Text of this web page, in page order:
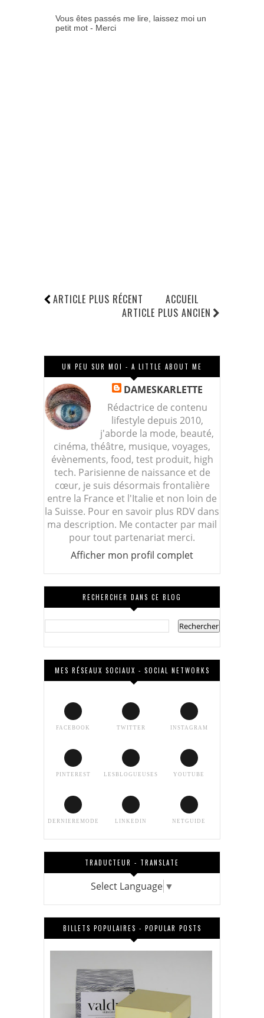
Vous êtes passés me lire, laissez moi un
petit mot - Merci
ARTICLE PLUS RÉCENT
ARTICLE PLUS ANCIEN
ACCUEIL
UN PEU SUR MOI - A LITTLE ABOUT ME
DAMESKARLETTE
Rédactrice de contenu
lifestyle depuis 2010,
j'aborde la mode, beauté,
cinéma, théâtre, musique, voyages,
évènements, food, test produit, high
tech. Parisienne de naissance et de
cœur, je suis désormais frontalière
entre la France et l'Italie et non loin de
la Suisse. Pour en savoir plus RDV dans
ma description. Me contacter par mail
pour tout partenariat merci.
Afficher mon profil complet
RECHERCHER DANS CE BLOG
MES RÉSEAUX SOCIAUX - SOCIAL NETWORKS
FACEBOOK TWITTER INSTAGRAM
PINTEREST LESBLOGUEUSES YOUTUBE
DERNIEREMODE LINKEDIN NETGUIDE
TRADUCTEUR - TRANSLATE
Select Language ▼
BILLETS POPULAIRES - POPULAR POSTS